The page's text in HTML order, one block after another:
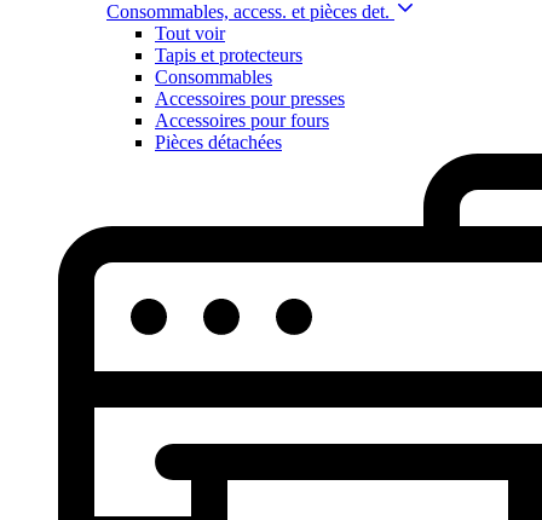
Consommables, access. et pièces det.
Tout voir
Tapis et protecteurs
Consommables
Accessoires pour presses
Accessoires pour fours
Pièces détachées